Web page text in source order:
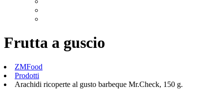
Frutta a guscio
ZMFood
Prodotti
Arachidi ricoperte al gusto barbeque Mr.Check, 150 g.